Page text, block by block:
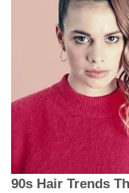
90s Hair Trends